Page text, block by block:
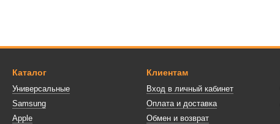
Каталог
Универсальные
Samsung
Apple
Клиентам
Вход в личный кабинет
Оплата и доставка
Обмен и возврат